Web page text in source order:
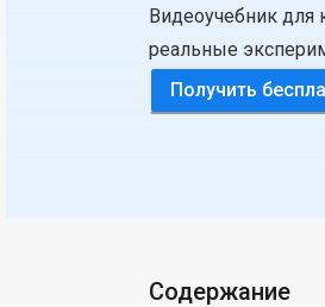
Видеоучебник для
реальные
Получить
Содержание